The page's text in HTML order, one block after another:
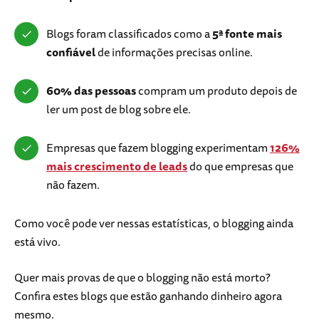
Blogs foram classificados como a5ª fonte mais
confiávelde informações precisas online.
60% das pessoascompram um produto depois de
ler um post de blog sobre ele.
Empresas que fazem blogging experimentam126%
mais crescimento de leadsdo que empresas que
não fazem.
Como você pode ver nessas estatísticas, o blogging ainda
está vivo.
Quer mais provas de que o blogging não está morto?
Confira estes blogs que estão ganhando dinheiro agora
mesmo.